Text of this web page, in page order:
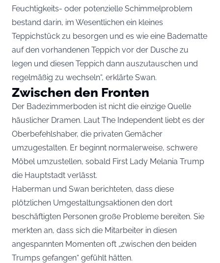
Feuchtigkeits- oder potenzielle Schimmelproblem
bestand darin, im Wesentlichen ein kleines
Teppichstück zu besorgen und es wie eine Badematte
auf den vorhandenen Teppich vor der Dusche zu
legen und diesen Teppich dann auszutauschen und
regelmäßig zu wechseln“, erklärte Swan.
Zwischen den Fronten
Der Badezimmerboden ist nicht die einzige Quelle
häuslicher Dramen. Laut The Independent liebt es der
Oberbefehlshaber, die privaten Gemächer
umzugestalten. Er beginnt normalerweise, schwere
Möbel umzustellen, sobald First Lady Melania Trump
die Hauptstadt verlässt.
Haberman und Swan berichteten, dass diese
plötzlichen Umgestaltungsaktionen den dort
beschäftigten Personen große Probleme bereiten. Sie
merkten an, dass sich die Mitarbeiter in diesen
angespannten Momenten oft „zwischen den beiden
Trumps gefangen“ gefühlt hätten.